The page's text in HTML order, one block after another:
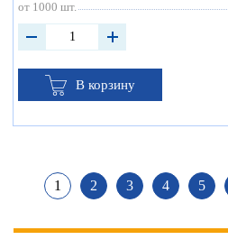
от 1000 шт.
В корзину
1 2 3 4 5